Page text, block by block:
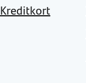
Kreditkort